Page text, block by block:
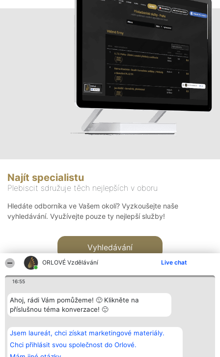
ORLOVÉ Vzdělávání Live chat
16:55
Ahoj, rádi Vám pomůžeme! 🙂 Klikněte na
příslušnou téma konverzace! 🙂
Jsem laureát, chci získat marketingové materiály.
Chci přihlásit svou společnost do Orlové.
Najít specialistu
Plebiscit sdružuje těch nejlepších v oboru
Hledáte odborníka ve Vašem okolí? Vyzkoušejte naše
vyhledávání. Využívejte pouze ty nejlepší služby!
Vyhledávání
Bright Side Solutions sp. z o.
o. sp. k.
ul. Ruska 22
Wrocław 50-079
Vítězové
Seznam všech
laureátů
Zásady
Kontakt